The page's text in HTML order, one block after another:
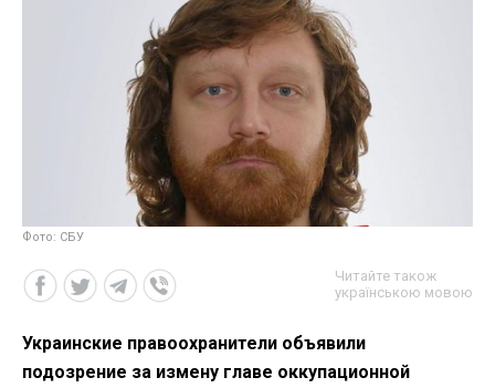
Фото: СБУ
Читайте також
українською мовою
Украинские правоохранители объявили
подозрение за измену главе оккупационной